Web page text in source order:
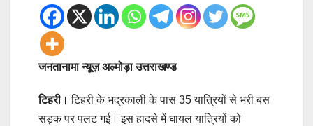
जनतानामा न्यूज़ अल्मोड़ा उत्तराखण्ड
टिहरी। टिहरी के भद्रकाली के पास 35 यात्रियों से भरी बस
सड़क पर पलट गई। इस हादसे में घायल यात्रियों को